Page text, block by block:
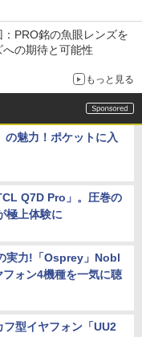
PRO銘の魚眼レンズを
への期待と可能性
もっと見る
の魅力！ポケットに入
Q7D Pro」。圧巻の
極上体験に
実力!「Osprey」Nobl
ォン4機種を一気に聴
型イヤフォン「UU2